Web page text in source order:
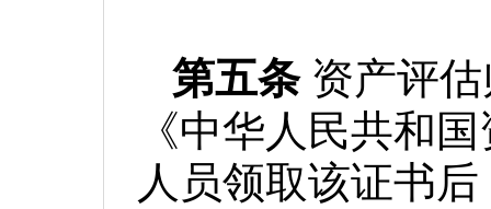
第五条 资产评
《中华人民共和
人员领取该证书